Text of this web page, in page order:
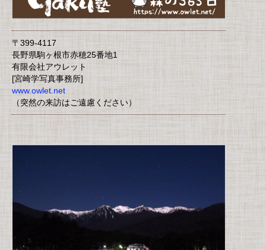
〒399-4117
長野県駒ヶ根市赤穂25番地1
有限会社アウレット
[宮崎学写真事務所]
www.owlet.net
（突然の来訪はご遠慮ください）